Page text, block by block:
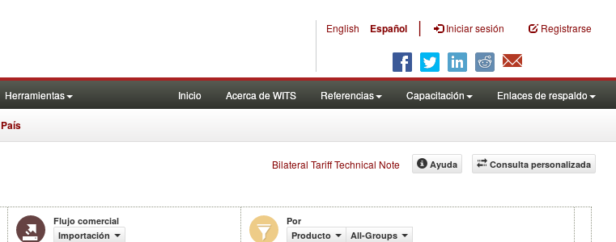
English Español | Iniciar sesión Registrarse
Herramientas Inicio Acerca de WITS Referencias Capacitación Enlaces de respaldo
País
Bilateral Tariff Technical Note Consulta personalizada
Ayuda
Flujo comercial
Importación
Por
Producto
All-Groups